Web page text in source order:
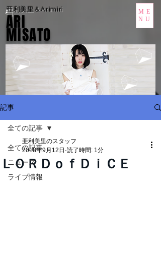
亜利美里＆Arimiri
ARI
MISATO
ME
NU
記事
全ての記事
ニュース
ライブ情報
全ての記事
ＬＯＲＤｏｆＤｉＣＥ
亜利美里のスタッフ
2018年9月12日 読了時間: 1分